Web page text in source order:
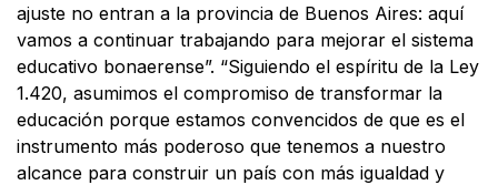
ajuste no entran a la provincia de Buenos Aires: aquí
vamos a continuar trabajando para mejorar el sistema
educativo bonaerense”. “Siguiendo el espíritu de la Ley
1.420, asumimos el compromiso de transformar la
educación porque estamos convencidos de que es el
instrumento más poderoso que tenemos a nuestro
alcance para construir un país con más igualdad y